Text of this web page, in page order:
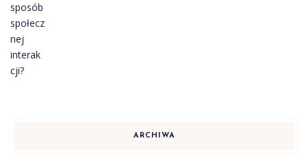
ARCHIWA